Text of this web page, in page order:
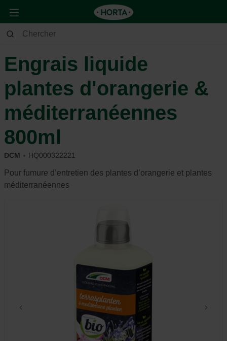
Maison & Déco
Engrais liquide
plantes d'orangerie &
méditerranéennes
800ml
DCM HQ000322221
Pour fumure d’entretien des plantes d’orangerie et plantes
méditerranéennes